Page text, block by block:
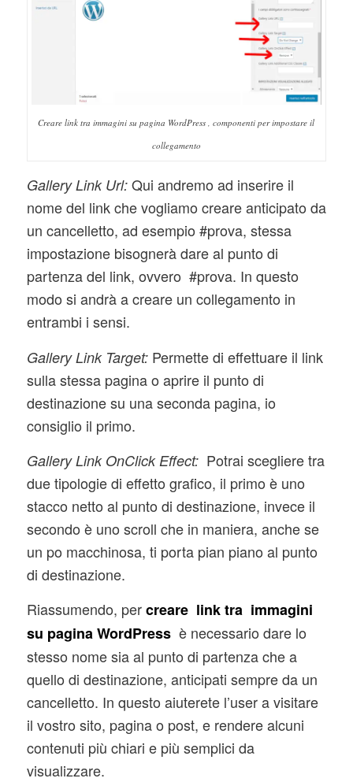
Creare link tra immagini su pagina WordPress , componenti per impostare il
collegamento
Gallery Link Url: Qui andremo ad inserire il
nome del link che vogliamo creare anticipato da
un cancelletto, ad esempio #prova, stessa
impostazione bisognerà dare al punto di
partenza del link, ovvero #prova. In questo
modo si andrà a creare un collegamento in
entrambi i sensi.
Gallery Link Target: Permette di effettuare il link
sulla stessa pagina o aprire il punto di
destinazione su una seconda pagina, io
consiglio il primo.
Gallery Link OnClick Effect: Potrai scegliere tra
due tipologie di effetto grafico, il primo è uno
stacco netto al punto di destinazione, invece il
secondo è uno scroll che in maniera, anche se
un po macchinosa, ti porta pian piano al punto
di destinazione.
Riassumendo, percreare link tra immagini
su pagina WordPressè necessario dare lo
stesso nome sia al punto di partenza che a
quello di destinazione, anticipati sempre da un
cancelletto. In questo aiuterete l’user a visitare
il vostro sito, pagina o post, e rendere alcuni
contenuti più chiari e più semplici da
visualizzare.